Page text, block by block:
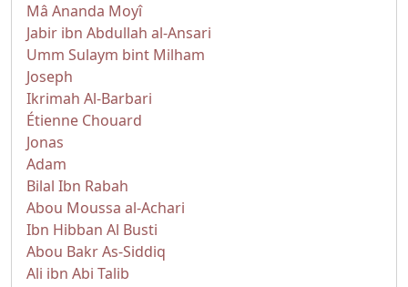
Mâ Ananda Moyî
Jabir ibn Abdullah al-Ansari
Umm Sulaym bint Milham
Joseph
Ikrimah Al-Barbari
Étienne Chouard
Jonas
Adam
Bilal Ibn Rabah
Abou Moussa al-Achari
Ibn Hibban Al Busti
Abou Bakr As-Siddiq
Ali ibn Abi Talib